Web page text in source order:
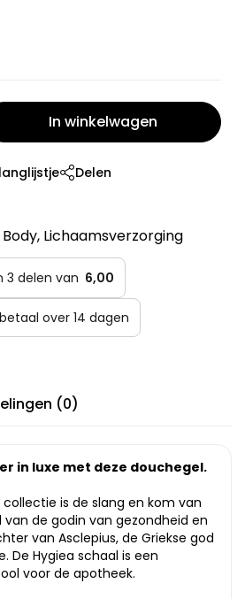
In winkelwagen
Delen
, Lichaamsverzorging
3 delen van 6,00
over 14 dagen
(0)
in luxe met deze douchegel.
is de slang en kom van
van de godin van gezondheid en
van Asclepius, de Griekse god
De Hygiea schaal is een
voor de apotheek.